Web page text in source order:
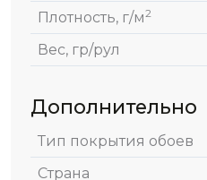
Плотность, г/м2
Вес, гр/рул
Дополнительно
Тип покрытия обоев
Страна